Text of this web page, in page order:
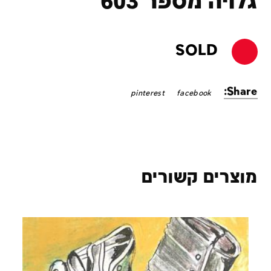
SOLD
Share:
facebook
pinterest
מוצרים קשורים